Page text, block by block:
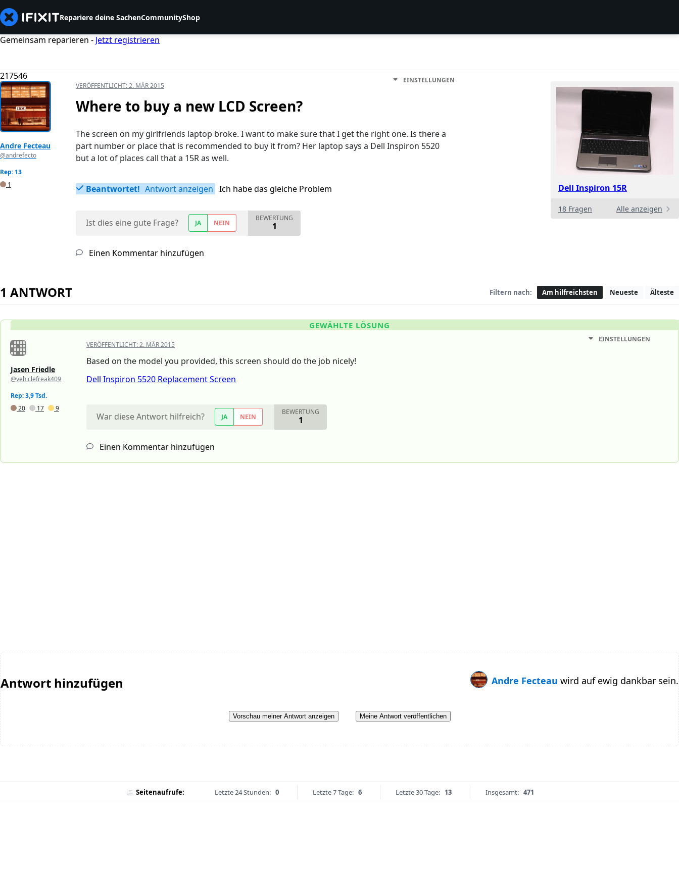
Repariere deine SachenCommunityShop
Gemeinsam reparieren - Jetzt registrieren
217546
Dell Inspiron 15R
18 Fragen Alle anzeigen
Andre Fecteau
@andrefecto
Rep: 13
1
VERÖFFENTLICHT:2. MÄR 2015
EINSTELLUNGEN
Where to buy a new LCD Screen?
The screen on my girlfriends laptop broke. I want to make sure that I get the right one. Is there a
part number or place that is recommended to buy it from? Her laptop says a Dell Inspiron 5520
but a lot of places call that a 15R as well.
Beantwortet! Antwort anzeigen Ich habe das gleiche Problem
Ist dies eine gute Frage? JA NEIN
BEWERTUNG
1
Einen Kommentar hinzufügen
1 ANTWORT Filtern nach: Am hilfreichsten Neueste Älteste
GEWÄHLTE LÖSUNG
Jasen Friedle
@vehiclefreak409
Rep: 3,9 Tsd.
20
17 9
VERÖFFENTLICHT:2. MÄR 2015
EINSTELLUNGEN
Based on the model you provided, this screen should do the job nicely!
Dell Inspiron 5520 Replacement Screen
War diese Antwort hilfreich? JA NEIN
BEWERTUNG
1
Einen Kommentar hinzufügen
Antwort hinzufügen Andre Fecteau wird auf ewig dankbar sein.
Vorschau meiner Antwort anzeigen Meine Antwort veröffentlichen
Seitenaufrufe: Letzte 24 Stunden: 0 Letzte 7 Tage: 6 Letzte 30 Tage: 13 Insgesamt: 471